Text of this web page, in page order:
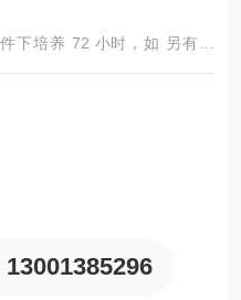
下培养 72 小时，如 另有规
13001385296